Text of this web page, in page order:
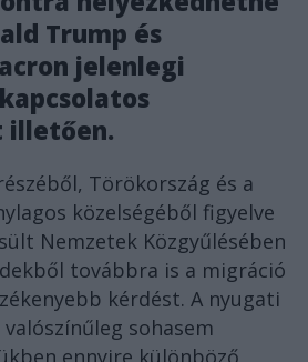
Trump és
jelenlegi
illetően.
Törökország és a
közelségéből figyelve
Nemzetek Közgyűlésében
továbbra is a migráció
kérdést. A nyugati
sohasem
ennyire különböző